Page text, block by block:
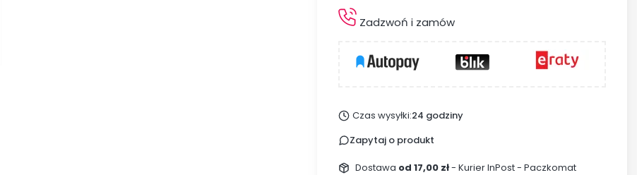
Zadzwoń i zamów
Czas wysyłki:24 godziny
Zapytaj o produkt
Dostawa od 17,00 zł- Kurier InPost - Paczkomat